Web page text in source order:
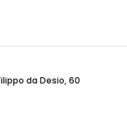
da Desio, 60